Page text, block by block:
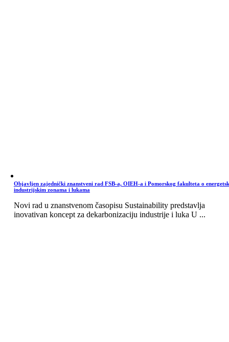
Objavljen zajednički znanstveni rad FSB-a, OIEH-a i Pomorskog fakulteta o
industrijskim zonama i lukama
Novi rad u znanstvenom časopisu Sustainability predstavlja
inovativan koncept za dekarbonizaciju industrije i luka U ...